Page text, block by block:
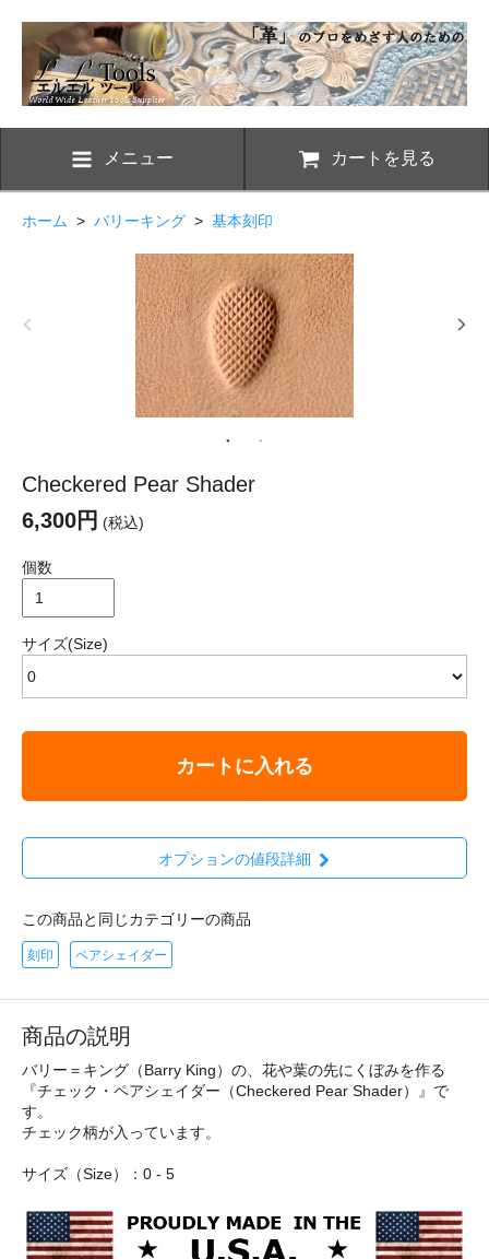
メニュー カートを見る
ホーム > バリーキング > 基本刻印
Checkered Pear Shader
6,300円 (税込)
個数
サイズ(Size)
カートに入れる
オプションの値段詳細
この商品と同じカテゴリーの商品
刻印 ペアシェイダー
商品の説明
バリー＝キング（Barry King）の、花や葉の先にくぼみを作る
『チェック・ペアシェイダー（Checkered Pear Shader）』で
す。
チェック柄が入っています。
サイズ（Size）：0 - 5